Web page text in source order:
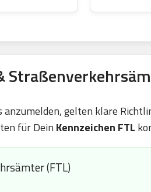
gelten klare
für Dein Kennzeichen FTL
(FTL)